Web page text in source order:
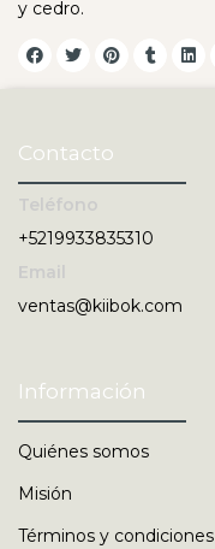
y cedro.
Contacto
+5219933835310
ventas@kiibok.com
Información
Quiénes somos
Misión
Términos y condiciones